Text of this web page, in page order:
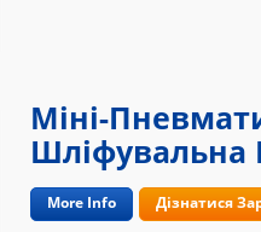
Міні-
More Info Дізнатися